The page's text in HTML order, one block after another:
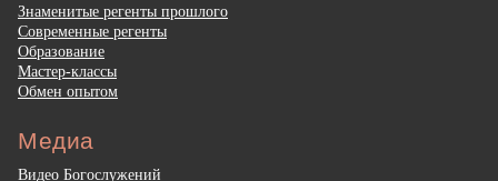
Знаменитые регенты прошлого
Современные регенты
Образование
Мастер-классы
Обмен опытом
Медиа
Видео Богослужений